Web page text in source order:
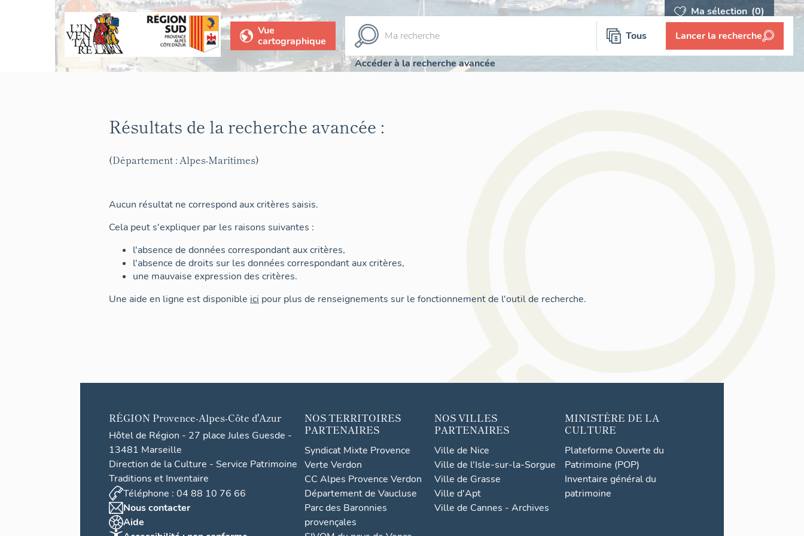
Ma sélection (0)
Vue
cartographique
Tous Lancer la recherche
Accéder à la recherche avancée
Résultats de la recherche avancée :
(Département : Alpes-Maritimes)
Aucun résultat ne correspond aux critères saisis.
Cela peut s'expliquer par les raisons suivantes :
l'absence de données correspondant aux critères,
l'absence de droits sur les données correspondant aux critères,
une mauvaise expression des critères.
Une aide en ligne est disponible ici pour plus de renseignements sur le fonctionnement de l'outil de recherche.
RÉGION Provence-Alpes-Côte d'Azur
Hôtel de Région - 27 place Jules Guesde -
13481 Marseille
Direction de la Culture - Service Patrimoine
Traditions et Inventaire
Téléphone : 04 88 10 76 66
Nous contacter
Aide
NOS TERRITOIRES
PARTENAIRES
Syndicat Mixte Provence
Verte Verdon
CC Alpes Provence Verdon
Département de Vaucluse
Parc des Baronnies
provençales
NOS VILLES
PARTENAIRES
Ville de Nice
Ville de l'Isle-sur-la-Sorgue
Ville de Grasse
Ville d'Apt
Ville de Cannes - Archives
MINISTÈRE DE LA
CULTURE
Plateforme Ouverte du
Patrimoine (POP)
Inventaire général du
patrimoine